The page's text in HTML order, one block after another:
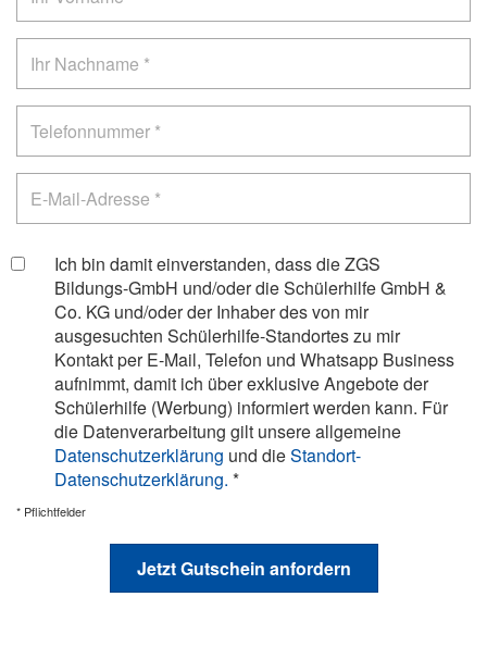
Ich bin damit einverstanden, dass die ZGS
Bildungs-GmbH und/oder die Schülerhilfe GmbH &
Co. KG und/oder der Inhaber des von mir
ausgesuchten Schülerhilfe-Standortes zu mir
Kontakt per E-Mail, Telefon und Whatsapp Business
aufnimmt, damit ich über exklusive Angebote der
Schülerhilfe (Werbung) informiert werden kann. Für
die Datenverarbeitung gilt unsere allgemeine
Datenschutzerklärung und dieStandort-
Datenschutzerklärung. *
* Pflichtfelder
Jetzt Gutschein anfordern